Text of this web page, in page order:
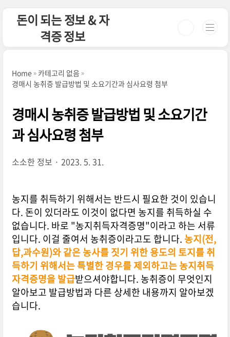
돈이 되는 정보 & 자
격증 정보
Home
카테고리 없음
경매시 농취증 발급방법 및 소요기간과 심사요령 첨부
경매시 농취증 발급방법 및 소요기간
과 심사요령 첨부
소소한 정보 2023. 5. 31.
농지를 취득하기 위해서는 반드시 필요한 것이 있습니
다. 돈이 있더라도 이것이 없다면 농지를 취득하실 수
없습니다. 바로 "농지취득자격증명"이라고 하는 서류
입니다. 이걸 줄여서 농취증이라고도 합니다. 농지(전,
답,과수원)와 같은 농사를 짓기 위한 용도의 토지를 취
득하기 위해서는 특별한 경우를 제외하고는 농지취득
자격증명을 발급받으셔야합니다. 농취증이 무엇인지
알아보고 발급방법과 다른 상세한 내용까지 알아보겠
습니다.